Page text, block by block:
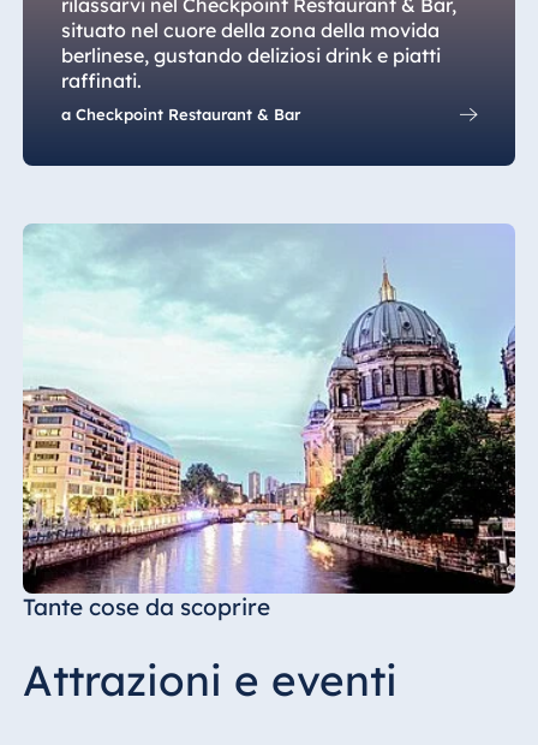
rilassarvi nel Checkpoint Restaurant & Bar,
situato nel cuore della zona della movida
berlinese, gustando deliziosi drink e piatti
raffinati.
a Checkpoint Restaurant & Bar
Tante cose da scoprire
Attrazioni e eventi